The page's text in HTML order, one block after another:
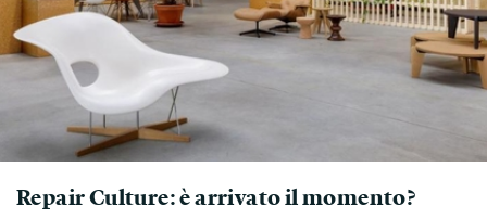
Repair Culture: è arrivato il momento?